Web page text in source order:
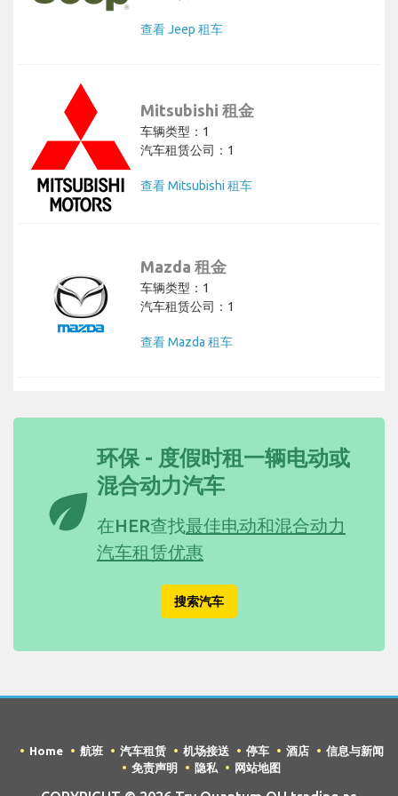
查看 Jeep 租车
Mitsubishi 租金
车辆类型：1
汽车租赁公司：1
查看 Mitsubishi 租车
Mazda 租金
车辆类型：1
汽车租赁公司：1
查看 Mazda 租车
eco
环保 - 度假时租一辆电动或
混合动力汽车
在HER查找最佳电动和混合动力
汽车租赁优惠
搜索汽车
Home 航班 汽车租赁 机场接送 停车 酒店
信息与新闻
免责声明
隐私 网站地图